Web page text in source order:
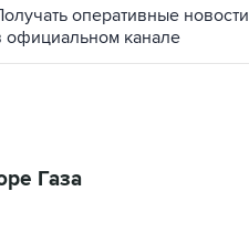
оперативные новости
официальном канале
Газа